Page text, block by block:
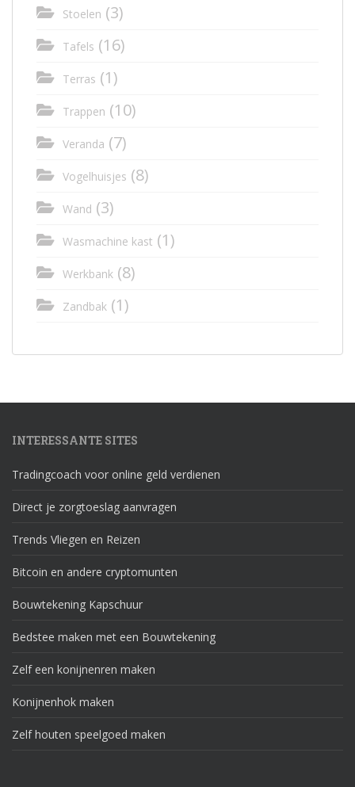
Stoelen (3)
Tafels (16)
Terras (1)
Trappen (10)
Veranda (7)
Vogelhuisjes (8)
Wand (3)
Wasmachine kast (1)
Werkbank (8)
Zandbak (1)
INTERESSANTE SITES
Tradingcoach voor online geld verdienen
Direct je zorgtoeslag aanvragen
Trends Vliegen en Reizen
Bitcoin en andere cryptomunten
Bouwtekening Kapschuur
Bedstee maken met een Bouwtekening
Zelf een konijnenren maken
Konijnenhok maken
Zelf houten speelgoed maken